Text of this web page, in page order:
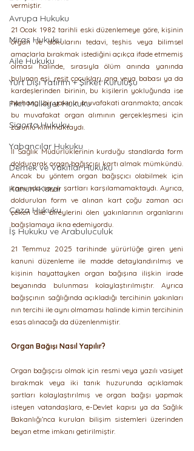
Avrupa Hukuku
Miras Hukuku
Aile Hukuku
Yurt Dışı Yatırım + Şirket Kuruluşu
Fikri Mülkiyet Hukuku
Sigorta Hukuku
Yabancılar Hukuku
Dernek ve Vakıflar Hukuku
Kanun+Karar
Ceza Hukuku
İş Hukuku ve Arabuluculuk
vermiştir.
21 Ocak 1982 tarihli eski düzenlemeye göre, kişinin
organ ve dokularını tedavi, teşhis veya bilimsel
amaçlarla bırakmak istediğini açıkça ifade etmemiş
olması halinde, sırasıyla ölüm anında yanında
bulunan eşi, reşit çocukları, ana veya babası ya da
kardeşlerinden birinin, bu kişilerin yokluğunda ise
herhangi bir yakının muvafakati aranmakta; ancak
bu muvafakat organ alımının gerçekleşmesi için
zorunlu kılınmaktaydı.
İl Sağlık Müdürlüklerinin kurduğu standlarda form
doldurarak organ bağışçısı kartı almak mümkündü.
Ancak bu yöntem organ bağışçıcı olabilmek için
kanunda sayılı şartları karşılamamaktaydı. Ayrıca,
doldurulan form ve alınan kart çoğu zaman acı
çeken aile bireylerini ölen yakınlarının organlarını
bağışlamaya ikna edemiyordu.
21 Temmuz 2025 tarihinde yürürlüğe giren yeni
kanuni düzenleme ile madde detaylandırılmış ve
kişinin hayattayken organ bağışına ilişkin irade
beyanında bulunması kolaylaştırılmıştır. Ayrıca
bağışçının sağlığında açıkladığı tercihinin yakınları
nın tercihi ile aynı olmaması halinde kimin tercihinin
esas alınacağı da düzenlenmiştir.
Organ Bağışı Nasıl Yapılır?
Organ bağışçısı olmak için resmi veya yazılı vasiyet
bırakmak veya iki tanık huzurunda açıklamak
şartları kolaylaştırılmış ve organ bağışı yapmak
isteyen vatandaşlara, e-Devlet kapısı ya da Sağlık
Bakanlığı’nca kurulan bilişim sistemleri üzerinden
beyan etme imkanı getirilmiştir.